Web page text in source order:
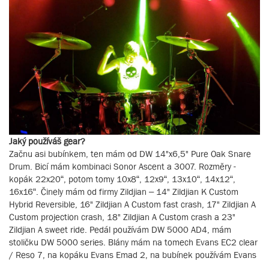
Jaký používáš gear?
Začnu asi bubínkem, ten mám od DW 14"x6,5" Pure Oak Snare
Drum. Bicí mám kombinaci Sonor Ascent a 3007. Rozměry -
kopák 22x20“, potom tomy 10x8“, 12x9“, 13x10“, 14x12“,
16x16“. Činely mám od firmy Zildjian – 14" Zildjian K Custom
Hybrid Reversible, 16" Zildjian A Custom fast crash, 17" Zildjian A
Custom projection crash, 18" Zildjian A Custom crash a 23"
Zildjian A sweet ride. Pedál používám DW 5000 AD4, mám
stoličku DW 5000 series. Blány mám na tomech Evans EC2 clear
/ Reso 7, na kopáku Evans Emad 2, na bubínek používám Evans